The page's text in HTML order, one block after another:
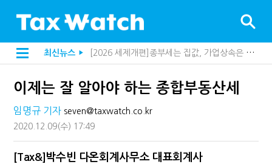
최신뉴스 ▶
[2026 세제개편]종부세는 집값, 가업상속은 기술…납세자가 꼭 볼 5가지
해외 안 갔는데 긁힌 신용카드…관세청이 몇분 만에 찾아낸 비결은?
이제는 잘 알아야 하는 종합부동산세
임명규 기자 seven@taxwatch.co.kr
2020.12.09(수) 17:49
[Tax&]박수빈 다온회계사무소 대표회계사